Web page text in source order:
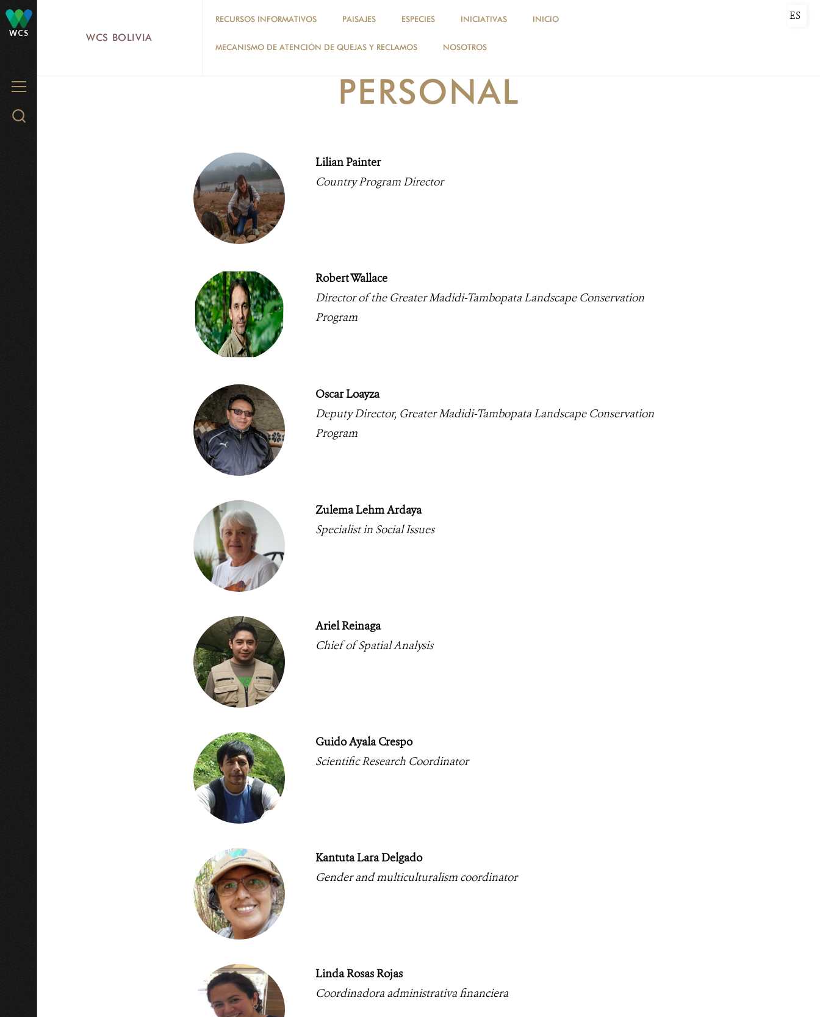
WCS
MENU
Search
WCS BOLIVIA
RECURSOS INFORMATIVOS PAISAJES ESPECIES INICIATIVAS INICIO
MECANISMO DE ATENCIÓN DE QUEJAS Y RECLAMOS NOSOTROS
ES
PERSONAL
Lilian Painter
Country Program Director
Robert Wallace
Director of the Greater Madidi-Tambopata Landscape Conservation
Program
Oscar Loayza
Deputy Director, Greater Madidi-Tambopata Landscape Conservation
Program
Zulema Lehm Ardaya
Specialist in Social Issues
Ariel Reinaga
Chief of Spatial Analysis
Guido Ayala Crespo
Scientific Research Coordinator
Kantuta Lara Delgado
Gender and multiculturalism coordinator
Linda Rosas Rojas
Coordinadora administrativa financiera